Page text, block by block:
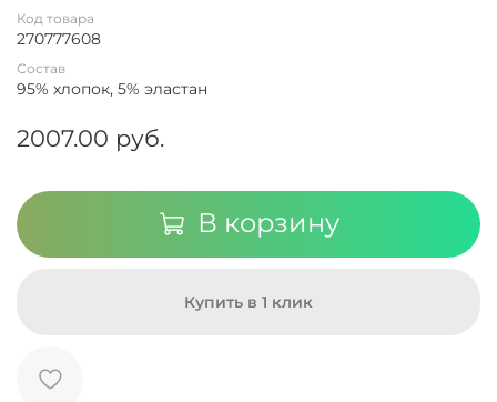
Код товара
270777608
Состав
95% хлопок, 5% эластан
2007.00 руб.
В корзину
Купить в 1 клик